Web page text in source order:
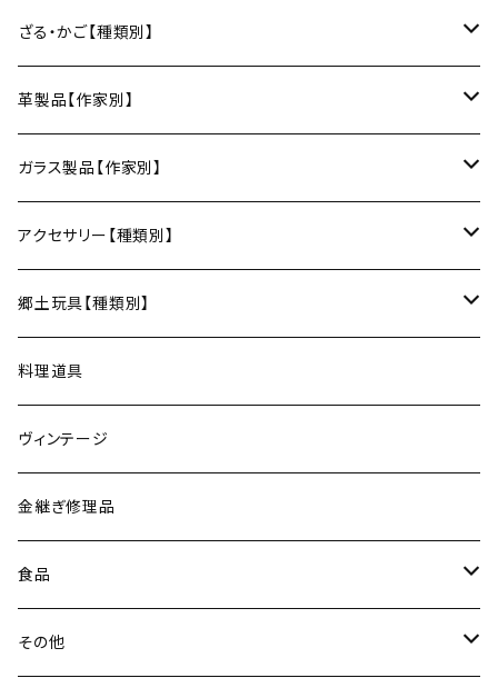
箸置き
菓子切
鍋敷き・コースター
鍋敷き
ポットマット
Fuji窯（備前焼／岡山）
仁堂窯 大森宏明（備前焼／岡山）
梅山窯（砥部焼／愛媛）
宗像窯（会津本郷焼／福島）
松永窯（大堀相馬焼／福島）
黒照 クロテラス（大堀相馬焼／福島）
唐木田窯（松代焼／長野）
古谷製陶所（信楽焼／滋賀）
山内卓夫（信楽焼／滋賀）
常陸窯いそべ陶苑（笠間焼／茨城）
八尾和紙（富山）
美濃和紙（岐阜）
水うちわ（岐阜）
松本箒（長野）
棕櫚箒（和歌山）
和箒（栃木）
和箒（群馬）
ざる・かご【種類別】
盆ざる
かご
革製品【作家別】
Therese（奈良）
ガラス製品【作家別】
Taiga Glass（群馬）
アクセサリー【種類別】
ネックレス
ブレスレット
リング
イヤリング・ピアス
ヘアアクセサリー
スカーフリング
郷土玩具【種類別】
会津張り子（福島）
料理道具
ヴィンテージ
金継ぎ修理品
食品
魚介類
その他